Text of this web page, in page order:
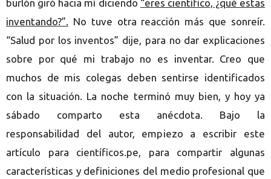
burlón giró hacia mí diciendo “eres científico, ¿qué estas
inventando?”. No tuve otra reacción más que sonreír.
“Salud por los inventos” dije, para no dar explicaciones
sobre por qué mi trabajo no es inventar. Creo que
muchos de mis colegas deben sentirse identificados
con la situación. La noche terminó muy bien, y hoy ya
sábado comparto esta anécdota. Bajo la
responsabilidad del autor, empiezo a escribir este
artículo para científicos.pe, para compartir algunas
características y definiciones del medio profesional que